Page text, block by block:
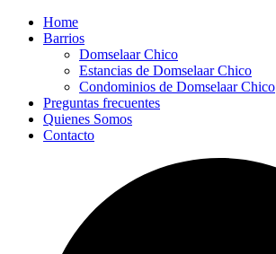
Home
Barrios
Domselaar Chico
Estancias de Domselaar Chico
Condominios de Domselaar Chico
Preguntas frecuentes
Quienes Somos
Contacto